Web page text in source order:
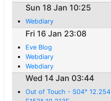
Sun 18 Jan 10:25
Webdiary
Fri 16 Jan 23:08
Eve Blog
Webdiary
Webdiary
Wed 14 Jan 03:44
Out of Touch - S04° 12.254